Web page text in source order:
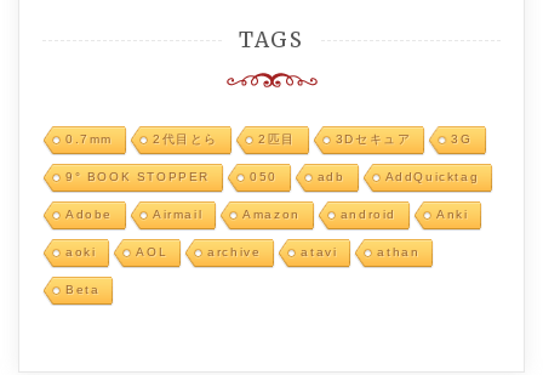
TAGS
0.7mm 2代目とら 2匹目 3Dセキュア 3G
9° BOOK STOPPER 050 adb AddQuicktag
Adobe Airmail Amazon android Anki
aoki AOL archive atavi athan
Beta